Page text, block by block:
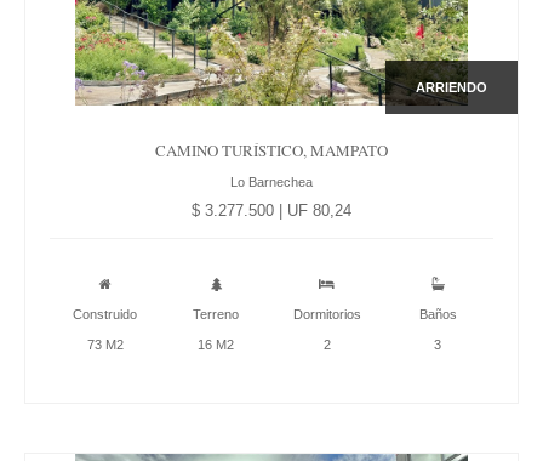
ARRIENDO
CAMINO TURÍSTICO, MAMPATO
Lo Barnechea
$ 3.277.500 | UF 80,24
Construido
73 M2
Terreno
16 M2
Dormitorios
2
Baños
3